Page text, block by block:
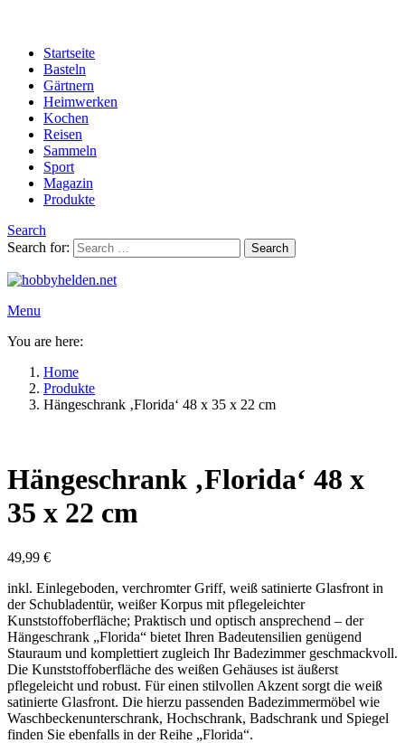
Startseite
Basteln
Gärtnern
Heimwerken
Kochen
Reisen
Sammeln
Sport
Magazin
Produkte
Search
Search for:
Search
Menu
You are here:
Home
Produkte
Hängeschrank ‚Florida‘ 48 x 35 x 22 cm
Hängeschrank ‚Florida‘ 48 x
35 x 22 cm
49,99 €
inkl. Einlegeboden, verchromter Griff, weiß satinierte Glasfront in
der Schubladentür, weißer Korpus mit pflegeleichter
Kunststoffoberfläche; Praktisch und optisch ansprechend – der
Hängeschrank „Florida“ bietet Ihren Badeutensilien genügend
Stauraum und komplettiert zugleich Ihr Badezimmer geschmackvoll.
Die Kunststoffoberfläche des weißen Gehäuses ist äußerst
pflegeleicht und robust. Für einen stilvollen Akzent sorgt die weiß
satinierte Glasfront. Die hierzu passenden Badezimmermöbel wie
Waschbeckenunterschrank, Hochschrank, Badschrank und Spiegel
finden Sie ebenfalls in der Reihe „Florida“.